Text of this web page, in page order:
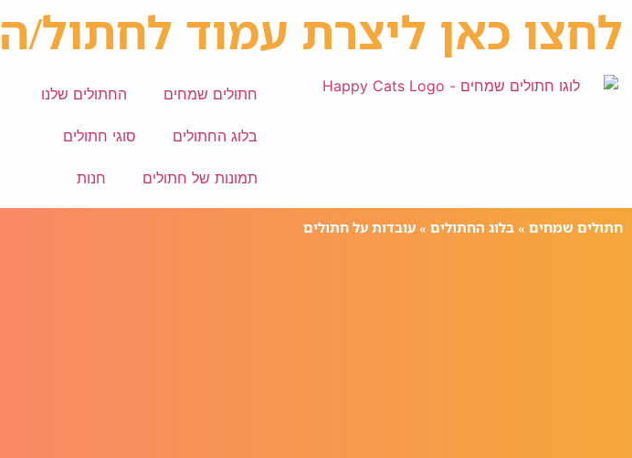
לחצו כאן ליצרת עמוד לחתול/ה
חתולים שמחים החתולים שלנו
בלוג החתולים סוגי חתולים
תמונות של חתולים חנות
חתולים שמחים » בלוג החתולים » עובדות על חתולים